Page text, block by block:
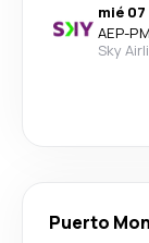
mié
AEP-
Sky
Puerto